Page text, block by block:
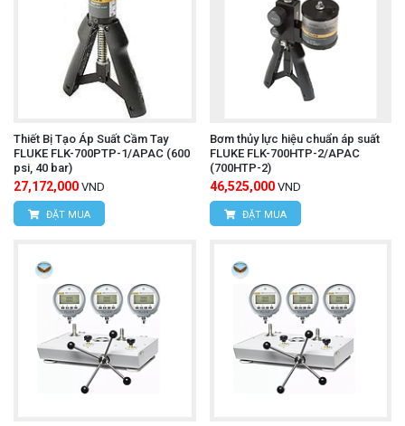
Thiết Bị Tạo Áp Suất Cầm Tay
FLUKE FLK-700PTP-1/APAC (600
psi, 40 bar)
27,172,000 VND
ĐẶT MUA
Bơm thủy lực hiệu chuẩn áp suất
FLUKE FLK-700HTP-2/APAC
(700HTP-2)
46,525,000 VND
ĐẶT MUA